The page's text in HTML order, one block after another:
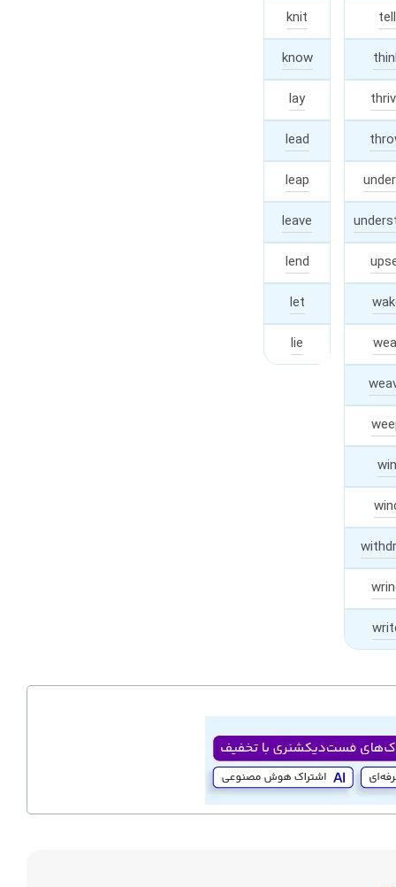
knit
knit
know
knew
lay
laid
lead
led
leap
leaped/
leave
left
lend
lent
let
let
lie
lay
tell
win